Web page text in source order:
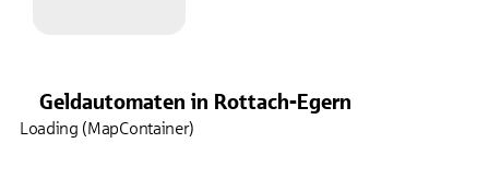
Geldautomaten in Rottach-Egern
Loading (MapContainer)